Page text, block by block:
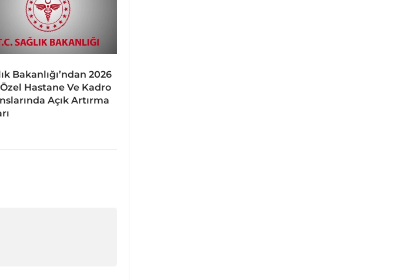
Bakanlığı’ndan 2026
Hastane Ve Kadro
Açık Artırma